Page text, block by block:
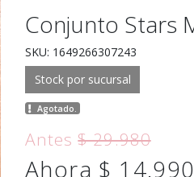
Conjunto Stars
SKU: 1649266307243
Stock por sucursal
Agotado.
Antes$ 29.980
Ahora $ 14.990